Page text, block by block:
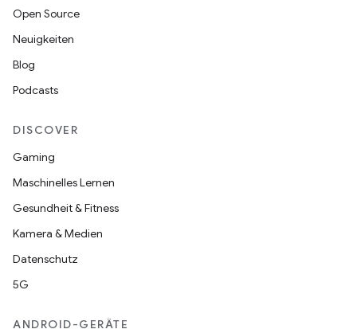
Open Source
Neuigkeiten
Blog
Podcasts
DISCOVER
Gaming
Maschinelles Lernen
Gesundheit & Fitness
Kamera & Medien
Datenschutz
5G
ANDROID-GERÄTE